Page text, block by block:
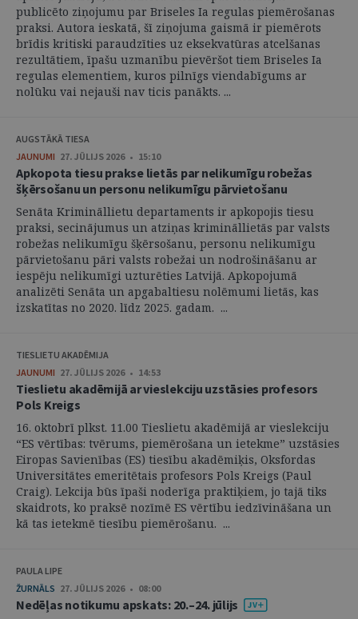
publicēto ziņojumu par Briseles Ia regulas piemērošanas
praksi. Autora ieskatā, šī ziņojuma gaismā ir piemērots
brīdis kritiski paraudzīties uz eksekvatūras atcelšanas
rezultātiem, īpašu uzmanību pievēršot tiem Briseles Ia
regulas elementiem, kuros pilnīgs viendabīgums ar
nolūku vai nejauši nav ticis panākts. ...
AUGSTĀKĀ TIESA
JAUNUMI 27. JŪLIJS 2026 • 15:10
Apkopota tiesu prakse lietās par nelikumīgu robežas
šķērsošanu un personu nelikumīgu pārvietošanu
Senāta Krimināllietu departaments ir apkopojis tiesu
praksi, secinājumus un atziņas krimināllietās par valsts
robežas nelikumīgu šķērsošanu, personu nelikumīgu
pārvietošanu pāri valsts robežai un nodrošināšanu ar
iespēju nelikumīgi uzturēties Latvijā. Apkopojumā
analizēti Senāta un apgabaltiesu nolēmumi lietās, kas
izskatītas no 2020. līdz 2025. gadam. ...
TIESLIETU AKADĒMIJA
JAUNUMI 27. JŪLIJS 2026 • 14:53
Tieslietu akadēmijā ar vieslekciju uzstāsies profesors
Pols Kreigs
16. oktobrī plkst. 11.00 Tieslietu akadēmijā ar vieslekciju
“ES vērtības: tvērums, piemērošana un ietekme” uzstāsies
Eiropas Savienības (ES) tiesību akadēmiķis, Oksfordas
Universitātes emeritētais profesors Pols Kreigs (Paul
Craig). Lekcija būs īpaši noderīga praktiķiem, jo tajā tiks
skaidrots, ko praksē nozīmē ES vērtību iedzīvināšana un
kā tas ietekmē tiesību piemērošanu. ...
PAULA LIPE
ŽURNĀLS 27. JŪLIJS 2026 • 08:00
Nedēļas notikumu apskats: 20.–24. jūlijs